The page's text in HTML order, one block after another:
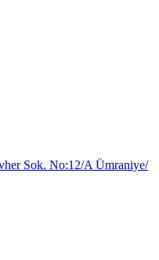
Sok. No:12/A Ümraniye/